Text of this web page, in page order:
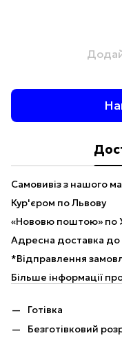
Самовивіз з нашого
Кур'єром по Львову
«Нововю поштою» по
Адресна доставка
*Відправлення
Більше інформації
Готівка
Безготівковий